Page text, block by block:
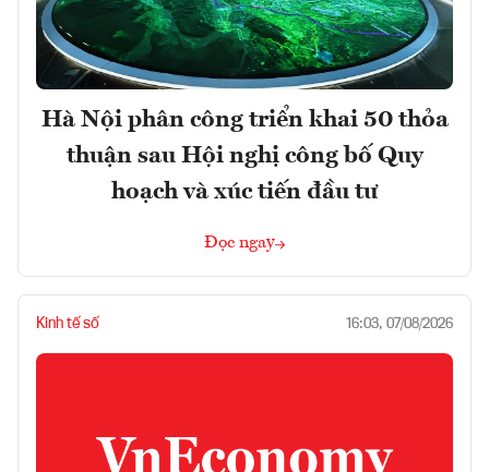
Hà Nội phân công triển khai 50 thỏa
thuận sau Hội nghị công bố Quy
hoạch và xúc tiến đầu tư
Đọc ngay
Kinh tế số 16:03, 07/08/2026